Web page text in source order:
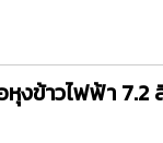
หุงข้าวไฟฟ้า 7.2